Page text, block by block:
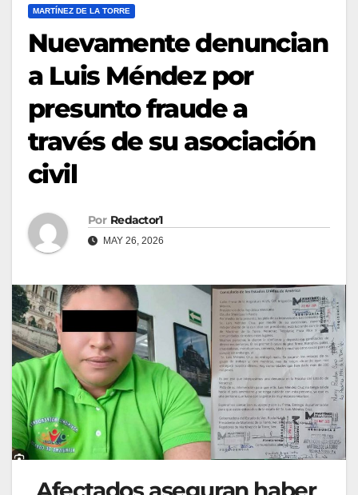
MARTÍNEZ DE LA TORRE
Nuevamente denuncian
a Luis Méndez por
presunto fraude a
través de su asociación
civil
Por Redactor1
MAY 26, 2026